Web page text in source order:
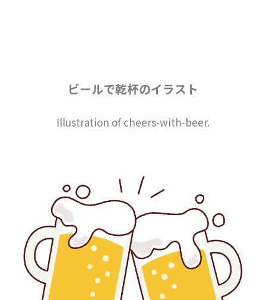
ビールで乾杯のイラスト
Illustration of cheers-with-beer.